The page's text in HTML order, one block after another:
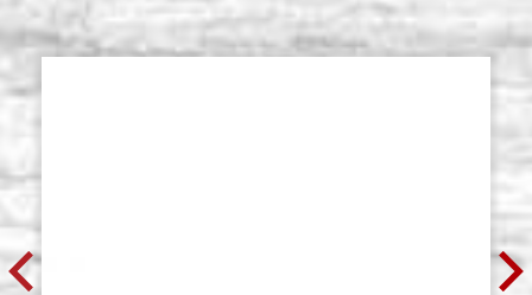
N.0
€ 9,20 ACQUISTA
Borciani e Bonazzi serie 105,
pennello tondo, pelo di martora
Giacenza: 16 - COD.
P0118